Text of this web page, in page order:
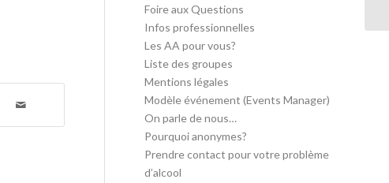
Foire aux Questions
Infos professionnelles
Les AA pour vous?
Liste des groupes
Mentions légales
Modèle événement (Events Manager)
On parle de nous…
Pourquoi anonymes?
Prendre contact pour votre problème
d’alcool